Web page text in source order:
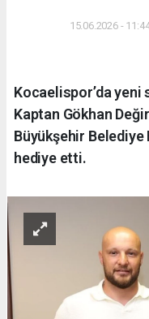
15.06.2026 -
Kocaelispor’da yeni
Kaptan Gökhan
Büyükşehir Belediye
hediye etti.